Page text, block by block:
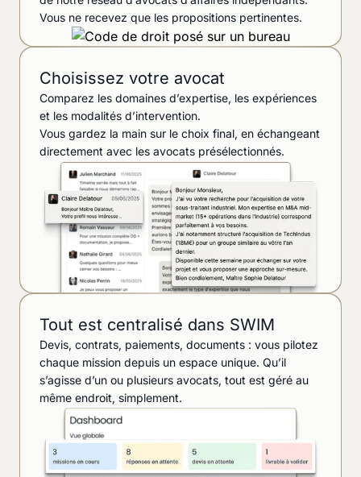
Vous ne recevez que les propositions pertinentes.
Choisissez votre avocat
Comparez les domaines d’expertise, les expériences
et les modalités d’intervention.
Vous gardez la main sur le choix final, en échangeant
directement avec les avocats présélectionnés.
Tout est centralisé dans SWIM
Devis, contrats, paiements, documents : vous pilotez
chaque mission depuis un espace unique. Qu’il
s’agisse d’un ou plusieurs avocats, tout est géré au
même endroit, simplement.